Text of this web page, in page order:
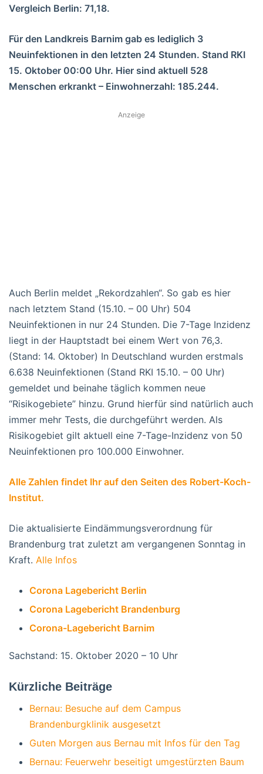
Vergleich Berlin: 71,18.
Für den Landkreis Barnim gab es lediglich 3
Neuinfektionen in den letzten 24 Stunden. Stand RKI
15. Oktober 00:00 Uhr. Hier sind aktuell 528
Menschen erkrankt – Einwohnerzahl: 185.244.
Anzeige
Auch Berlin meldet „Rekordzahlen“. So gab es hier
nach letztem Stand (15.10. – 00 Uhr) 504
Neuinfektionen in nur 24 Stunden. Die 7-Tage Inzidenz
liegt in der Hauptstadt bei einem Wert von 76,3.
(Stand: 14. Oktober) In Deutschland wurden erstmals
6.638 Neuinfektionen (Stand RKI 15.10. – 00 Uhr)
gemeldet und beinahe täglich kommen neue
“Risikogebiete” hinzu. Grund hierfür sind natürlich auch
immer mehr Tests, die durchgeführt werden. Als
Risikogebiet gilt aktuell eine 7-Tage-Inzidenz von 50
Neuinfektionen pro 100.000 Einwohner.
Alle Zahlen findet Ihr auf den Seiten des Robert-Koch-
Institut.
Die aktualisierte Eindämmungsverordnung für
Brandenburg trat zuletzt am vergangenen Sonntag in
Kraft. Alle Infos
Corona Lagebericht Berlin
Corona Lagebericht Brandenburg
Corona-Lagebericht Barnim
Sachstand: 15. Oktober 2020 – 10 Uhr
Kürzliche Beiträge
Bernau: Besuche auf dem Campus
Brandenburgklinik ausgesetzt
Guten Morgen aus Bernau mit Infos für den Tag
Bernau: Feuerwehr beseitigt umgestürzten Baum